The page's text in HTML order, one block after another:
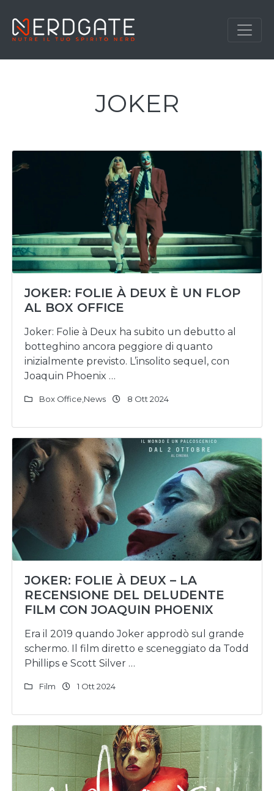
JOKER
JOKER: FOLIE À DEUX È UN FLOP
AL BOX OFFICE
Joker: Folie à Deux ha subito un debutto al
botteghino ancora peggiore di quanto
inizialmente previsto. L’insolito sequel, con
Joaquin Phoenix …
Box Office News 8 Ott 2024
JOKER: FOLIE À DEUX – LA
RECENSIONE DEL DELUDENTE
FILM CON JOAQUIN PHOENIX
Era il 2019 quando Joker approdò sul grande
schermo. Il film diretto e sceneggiato da Todd
Phillips e Scott Silver …
Film 1 Ott 2024